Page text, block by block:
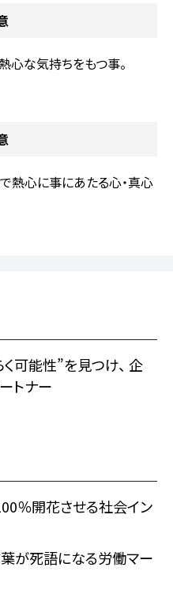
心な気持ちをもつ事。
熱心に事にあたる心・真心
可能性”を見つけ、 企
トナー
％開花させる社会イン
葉が死語になる労働マー